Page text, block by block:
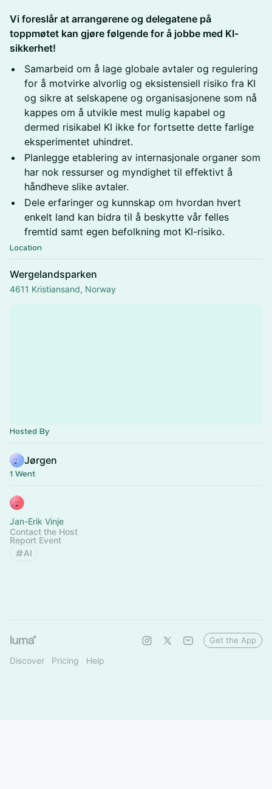
Vi foreslår at arrangørene og delegatene på
toppmøtet kan gjøre følgende for å jobbe med KI-
sikkerhet!
​Samarbeid om å lage globale avtaler og regulering
for å motvirke alvorlig og eksistensiell risiko fra KI
og sikre at selskapene og organisasjonene som nå
kappes om å utvikle mest mulig kapabel og
dermed risikabel KI ikke for fortsette dette farlige
eksperimentet uhindret.
​Planlegge etablering av internasjonale organer som
har nok ressurser og myndighet til effektivt å
håndheve slike avtaler.
​Dele erfaringer og kunnskap om hvordan hvert
enkelt land kan bidra til å beskytte vår felles
fremtid samt egen befolkning mot KI-risiko.
Location
Wergelandsparken
4611 Kristiansand, Norway
Hosted By
Jørgen
1 Went
Jan-Erik Vinje
Contact the Host
Report Event
AI
Discover Pricing Help
Get the App